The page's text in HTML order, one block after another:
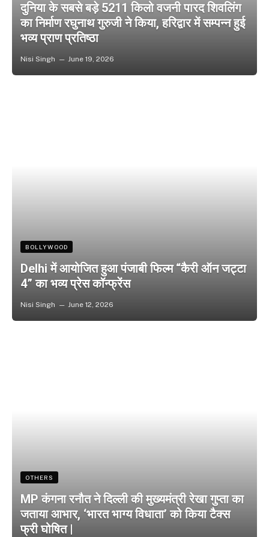
दुनिया के सबसे बड़े 5211 किलो वजनी पारद शिवलिंग
का निर्माण रघुनाथ गुरुजी ने किया, हरिद्वार में सम्पन्न हुई
भव्य प्राण प्रतिष्ठा
Nisi Singh June 19, 2026
BOLLYWOOD
Delhi में आयोजित हुआ पंजाबी फिल्म “कैरी ऑन जट्टा
4” का भव्य प्रेस कॉन्फ्रेंस
Nisi Singh June 12, 2026
OTHERS
MP कंगना रनौत ने दिल्ली की मुख्यमंत्री रेखा गुप्ता का
जताया आभार, ‘भारत भाग्य विधाता’ को किया टैक्स
फ्री घोषित |